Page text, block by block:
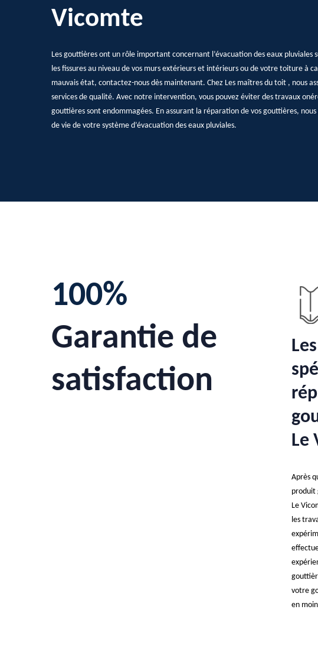
Vicomte
Les gouttières ont un rôle important concernant l’évacuation des eaux pluviales
les fissures au niveau de vos murs extérieurs et intérieurs ou de votre toiture à
mauvais état, contactez-nous dès maintenant. Chez Les maîtres du toit , nous
services de qualité. Avec notre intervention, vous pouvez éviter des travaux
gouttières sont endommagées. En assurant la réparation de vos gouttières,
de vie de votre système d’évacuation des eaux pluviales.
100%
Garantie de
satisfaction
Le
Après
produit
Le
les
votre
en